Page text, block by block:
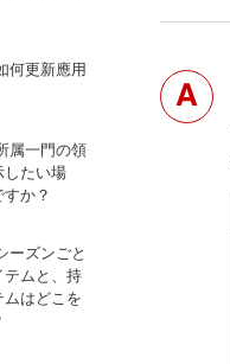
何更新應用
属一門の領
したい場
か？
ーズンごと
テムと、持
はどこを